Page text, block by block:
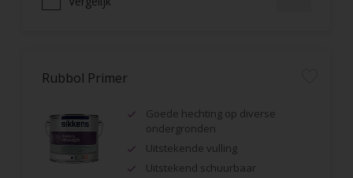
Rubbol Primer
Goede hechting op diverse
ondergronden
Uitstekende vulling
Uitstekend schuurbaar